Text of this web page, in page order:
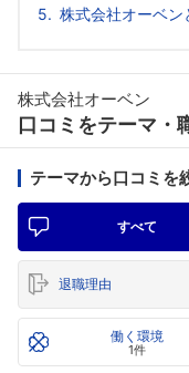
株式会社オーベ
株式会社オーベン
口コミをテーマ・
テーマから口コミを
すべて
退職理由
働く環境
1件